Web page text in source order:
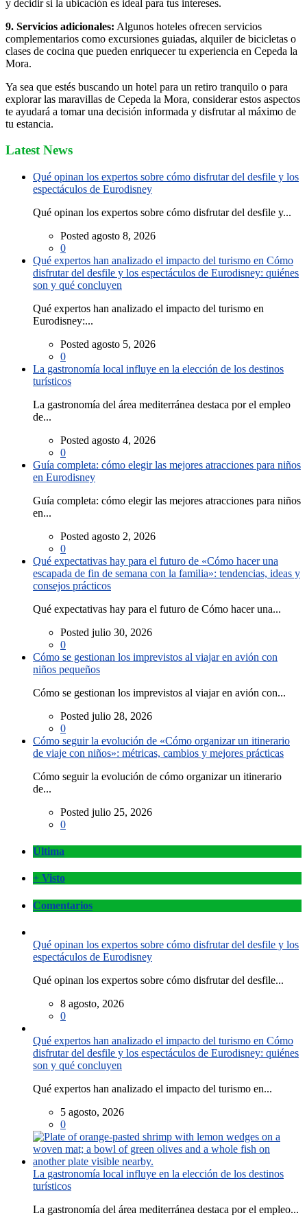
y decidir si la ubicación es ideal para tus intereses.
9. Servicios adicionales: Algunos hoteles ofrecen servicios
complementarios como excursiones guiadas, alquiler de bicicletas o
clases de cocina que pueden enriquecer tu experiencia en Cepeda la
Mora.
Ya sea que estés buscando un hotel para un retiro tranquilo o para
explorar las maravillas de Cepeda la Mora, considerar estos aspectos
te ayudará a tomar una decisión informada y disfrutar al máximo de
tu estancia.
Latest News
Qué opinan los expertos sobre cómo disfrutar del desfile y los
espectáculos de Eurodisney
Qué opinan los expertos sobre cómo disfrutar del desfile y...
Posted agosto 8, 2026
0
Qué expertos han analizado el impacto del turismo en Cómo
disfrutar del desfile y los espectáculos de Eurodisney: quiénes
son y qué concluyen
Qué expertos han analizado el impacto del turismo en
Eurodisney:...
Posted agosto 5, 2026
0
La gastronomía local influye en la elección de los destinos
turísticos
La gastronomía del área mediterránea destaca por el empleo
de...
Posted agosto 4, 2026
0
Guía completa: cómo elegir las mejores atracciones para niños
en Eurodisney
Guía completa: cómo elegir las mejores atracciones para niños
en...
Posted agosto 2, 2026
0
Qué expectativas hay para el futuro de «Cómo hacer una
escapada de fin de semana con la familia»: tendencias, ideas y
consejos prácticos
Qué expectativas hay para el futuro de Cómo hacer una...
Posted julio 30, 2026
0
Cómo se gestionan los imprevistos al viajar en avión con
niños pequeños
Cómo se gestionan los imprevistos al viajar en avión con...
Posted julio 28, 2026
0
Cómo seguir la evolución de «Cómo organizar un itinerario
de viaje con niños»: métricas, cambios y mejores prácticas
Cómo seguir la evolución de cómo organizar un itinerario
de...
Posted julio 25, 2026
0
Última
+ Visto
Comentarios
Qué opinan los expertos sobre cómo disfrutar del desfile y los
espectáculos de Eurodisney
Qué opinan los expertos sobre cómo disfrutar del desfile...
8 agosto, 2026
0
Qué expertos han analizado el impacto del turismo en Cómo
disfrutar del desfile y los espectáculos de Eurodisney: quiénes
son y qué concluyen
Qué expertos han analizado el impacto del turismo en...
5 agosto, 2026
0
La gastronomía local influye en la elección de los destinos
turísticos
La gastronomía del área mediterránea destaca por el empleo...